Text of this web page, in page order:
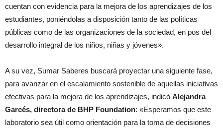
cuentan con evidencia para la mejora de los aprendizajes de los
estudiantes, poniéndolas a disposición tanto de las políticas
públicas como de las organizaciones de la sociedad, en pos del
desarrollo integral de los niños, niñas y jóvenes».
A su vez, Sumar Saberes buscará proyectar una siguiente fase,
para avanzar en el escalamiento sostenible de aquellas iniciativas
efectivas para la mejora de los aprendizajes, indicó Alejandra
Garcés, directora de BHP Foundation: «Esperamos que este
laboratorio sea útil como orientación para la toma de decisiones